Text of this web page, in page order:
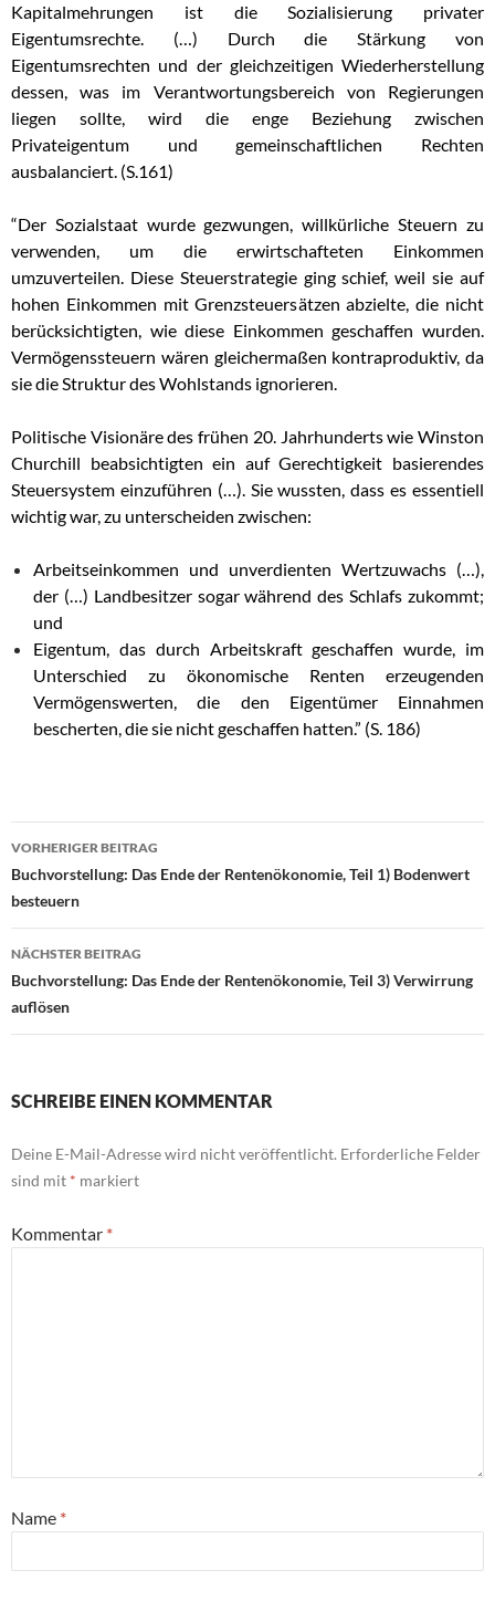
Kapitalmehrungen ist die Sozialisierung privater
Eigentumsrechte. (…) Durch die Stärkung von
Eigentumsrechten und der gleichzeitigen Wiederherstellung
dessen, was im Verantwortungsbereich von Regierungen
liegen sollte, wird die enge Beziehung zwischen
Privateigentum und gemeinschaftlichen Rechten
ausbalanciert. (S.161)
“Der Sozialstaat wurde gezwungen, willkürliche Steuern zu
verwenden, um die erwirtschafteten Einkommen
umzuverteilen. Diese Steuerstrategie ging schief, weil sie auf
hohen Einkommen mit Grenzsteuersätzen abzielte, die nicht
berücksichtigten, wie diese Einkommen geschaffen wurden.
Vermögenssteuern wären gleichermaßen kontraproduktiv, da
sie die Struktur des Wohlstands ignorieren.
Politische Visionäre des frühen 20. Jahrhunderts wie Winston
Churchill beabsichtigten ein auf Gerechtigkeit basierendes
Steuersystem einzuführen (…). Sie wussten, dass es essentiell
wichtig war, zu unterscheiden zwischen:
Arbeitseinkommen und unverdienten Wertzuwachs (…),
der (…) Landbesitzer sogar während des Schlafs zukommt;
und
Eigentum, das durch Arbeitskraft geschaffen wurde, im
Unterschied zu ökonomische Renten erzeugenden
Vermögenswerten, die den Eigentümer Einnahmen
bescherten, die sie nicht geschaffen hatten.” (S. 186)
Beitragsnavigation
VORHERIGER BEITRAG
Buchvorstellung: Das Ende der Rentenökonomie, Teil 1) Bodenwert
besteuern
NÄCHSTER BEITRAG
Buchvorstellung: Das Ende der Rentenökonomie, Teil 3) Verwirrung
auflösen
SCHREIBE EINEN KOMMENTAR
Deine E-Mail-Adresse wird nicht veröffentlicht. Erforderliche Felder
sind mit * markiert
Kommentar *
Name *